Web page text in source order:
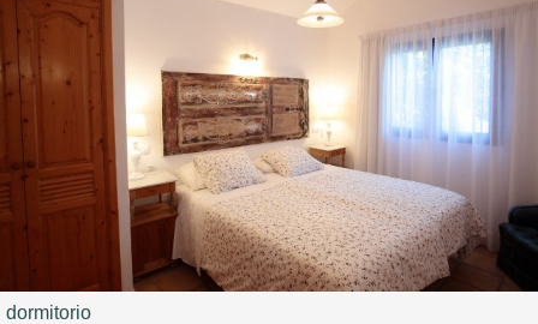
dormitorio